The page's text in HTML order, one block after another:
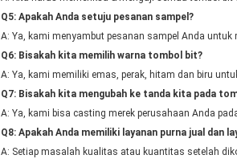
Q5: Apakah Anda setuju pesanan sampel?
A: Ya, kami menyambut pesanan sampel Anda
Q6: Bisakah kita memilih warna tombol bit?
A: Ya, kami memiliki emas, perak, hitam dan biru
Q7: Bisakah kita mengubah ke tanda kita pada
A: Ya, kami bisa casting merek perusahaan Anda
Q8: Apakah Anda memiliki layanan purna jual dan
A: Setiap masalah kualitas atau kuantitas setelah